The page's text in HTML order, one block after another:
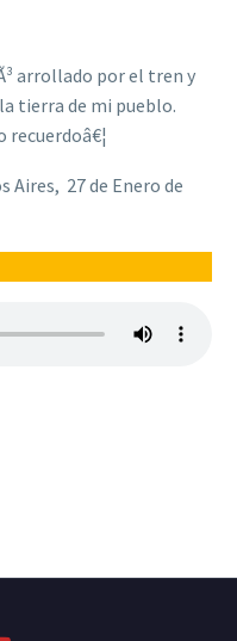
arrollado por el tren y
tierra de mi pueblo.
recuerdoâ€¦
Enero de